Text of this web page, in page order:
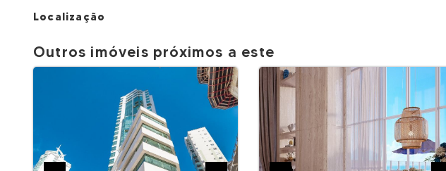
Localização
Outros imóveis próximos a este